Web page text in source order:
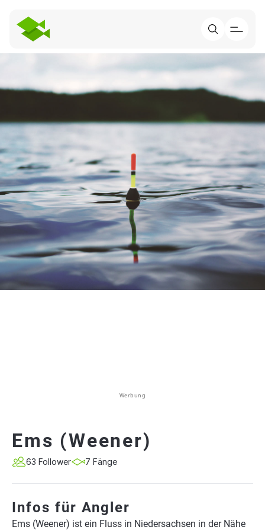
Werbung
Ems (Weener)
63 Follower 7 Fänge
Infos für Angler
Ems (Weener) ist ein Fluss in Niedersachsen in der Nähe